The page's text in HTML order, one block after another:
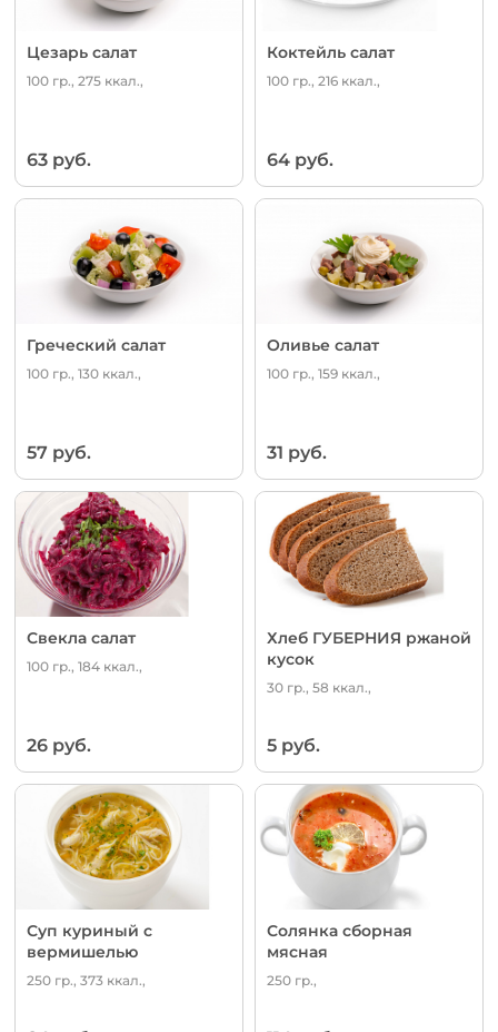
Цезарь салат
100 гр., 275 ккал.,
63 руб.
Коктейль салат
100 гр., 216 ккал.,
64 руб.
Греческий салат
100 гр., 130 ккал.,
57 руб.
Оливье салат
100 гр., 159 ккал.,
31 руб.
Свекла салат
100 гр., 184 ккал.,
26 руб.
Хлеб ГУБЕРНИЯ ржаной
кусок
30 гр., 58 ккал.,
5 руб.
Суп куриный с
вермишелью
250 гр., 373 ккал.,
Солянка сборная
мясная
250 гр.,